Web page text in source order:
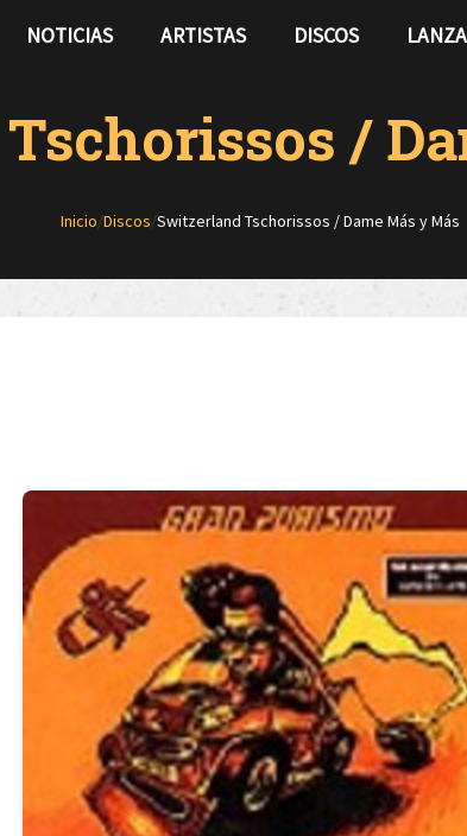
NOTICIAS ARTISTAS DISCOS
/
Inicio/Discos/Switzerland Tschorissos / Dame Más y Más